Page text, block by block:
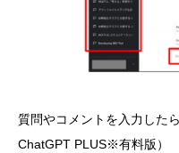
質問やコメントを入力した
ChatGPT PLUS※有料版）